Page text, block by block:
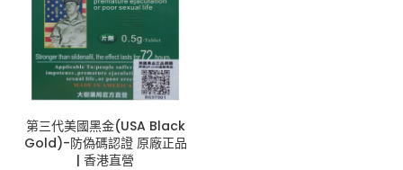
第三代美國黑金(USA Black
Gold)-防偽碼認證 原廠正品
| 香港直營